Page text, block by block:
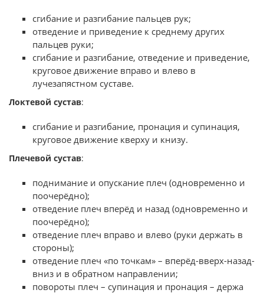
сгибание и разгибание пальцев рук;
отведение и приведение к среднему других
пальцев руки;
сгибание и разгибание, отведение и приведение,
круговое движение вправо и влево в
лучезапястном суставе.
Локтевой сустав:
сгибание и разгибание, пронация и супинация,
круговое движение кверху и книзу.
Плечевой сустав:
поднимание и опускание плеч (одновременно и
поочерёдно);
отведение плеч вперёд и назад (одновременно и
поочерёдно);
отведение плеч вправо и влево (руки держать в
стороны);
отведение плеч «по точкам» – вперёд-вверх-назад-
вниз и в обратном направлении;
повороты плеч – супинация и пронация – держа